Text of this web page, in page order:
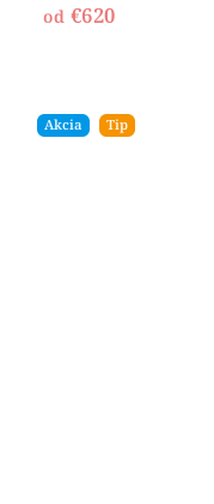
od €620
Akcia Tip